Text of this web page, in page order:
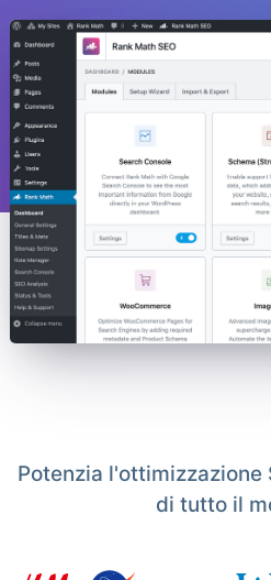
Potenzia l'ottimizzazione
di tutto il